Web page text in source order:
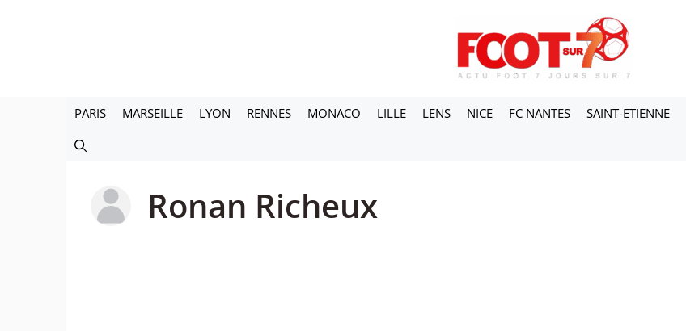
PARIS MARSEILLE LYON RENNES MONACO LILLE LENS NICE FC NANTES SAINT-ETIENNE
Ronan Richeux